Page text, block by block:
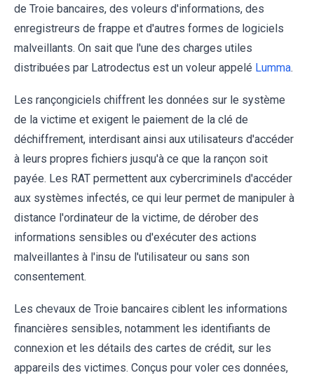
de Troie bancaires, des voleurs d'informations, des
enregistreurs de frappe et d'autres formes de logiciels
malveillants. On sait que l'une des charges utiles
distribuées par Latrodectus est un voleur appelé Lumma.
Les rançongiciels chiffrent les données sur le système
de la victime et exigent le paiement de la clé de
déchiffrement, interdisant ainsi aux utilisateurs d'accéder
à leurs propres fichiers jusqu'à ce que la rançon soit
payée. Les RAT permettent aux cybercriminels d'accéder
aux systèmes infectés, ce qui leur permet de manipuler à
distance l'ordinateur de la victime, de dérober des
informations sensibles ou d'exécuter des actions
malveillantes à l'insu de l'utilisateur ou sans son
consentement.
Les chevaux de Troie bancaires ciblent les informations
financières sensibles, notamment les identifiants de
connexion et les détails des cartes de crédit, sur les
appareils des victimes. Conçus pour voler ces données,